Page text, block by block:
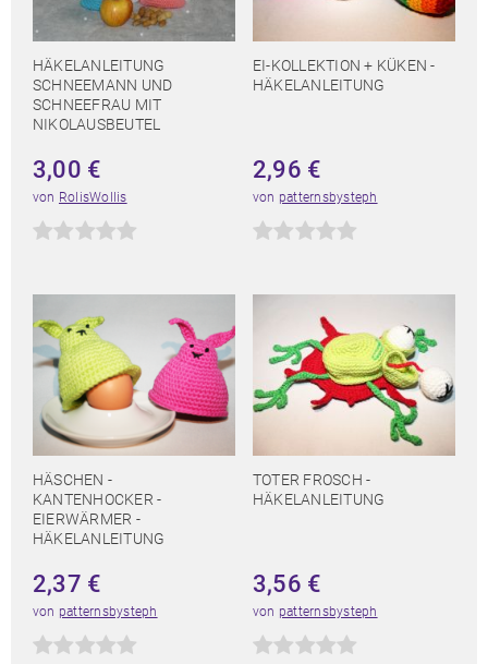
HÄKELANLEITUNG
SCHNEEMANN UND
SCHNEEFRAU MIT
NIKOLAUSBEUTEL
3,00 €
von RolisWollis
EI-KOLLEKTION + KÜKEN -
HÄKELANLEITUNG
2,96 €
von patternsbysteph
HÄSCHEN -
KANTENHOCKER -
EIERWÄRMER -
HÄKELANLEITUNG
2,37 €
von patternsbysteph
TOTER FROSCH -
HÄKELANLEITUNG
3,56 €
von patternsbysteph